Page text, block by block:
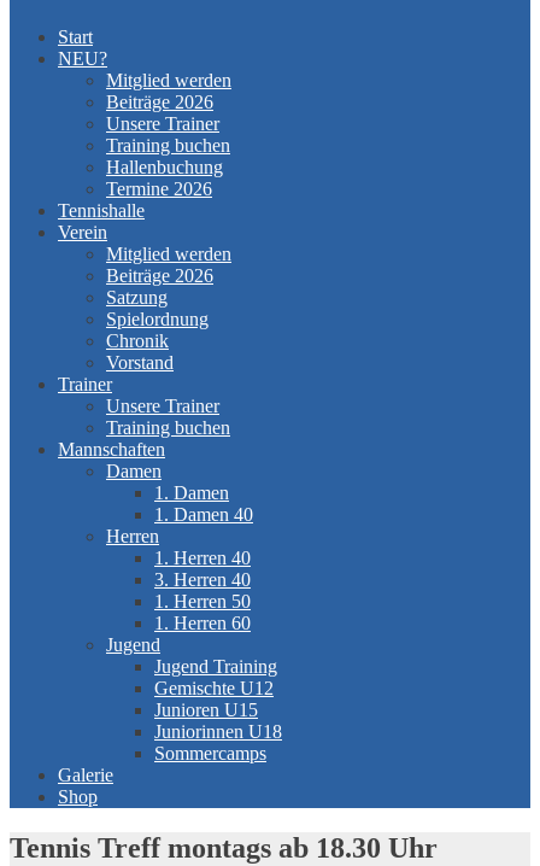
Start
NEU?
Mitglied werden
Beiträge 2026
Unsere Trainer
Training buchen
Hallenbuchung
Termine 2026
Tennishalle
Verein
Mitglied werden
Beiträge 2026
Satzung
Spielordnung
Chronik
Vorstand
Trainer
Unsere Trainer
Training buchen
Mannschaften
Damen
1. Damen
1. Damen 40
Herren
1. Herren 40
3. Herren 40
1. Herren 50
1. Herren 60
Jugend
Jugend Training
Gemischte U12
Junioren U15
Juniorinnen U18
Sommercamps
Galerie
Shop
Tennis Treff montags ab 18.30 Uhr